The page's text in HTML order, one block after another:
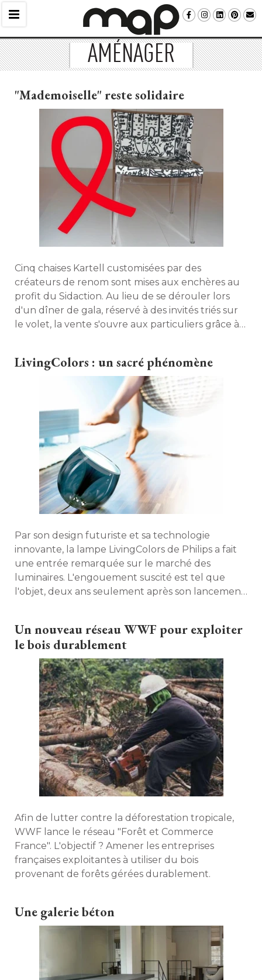
AMÉNAGER
"Mademoiselle" reste solidaire
Cinq chaises Kartell customisées par des
créateurs de renom sont mises aux enchères au
profit du Sidaction. Au lieu de se dérouler lors
d'un dîner de gala, réservé à des invités triés sur
le volet, la vente s'ouvre aux particuliers grâce à
LivingColors : un sacré phénomène
Par son design futuriste et sa technologie
innovante, la lampe LivingColors de Philips a fait
une entrée remarquée sur le marché des
luminaires. L'engouement suscité est tel que
l'objet, deux ans seulement après son lancement,
Un nouveau réseau WWF pour exploiter
le bois durablement
Afin de lutter contre la déforestation tropicale,
WWF lance le réseau "Forêt et Commerce
France". L'objectif ? Amener les entreprises
françaises exploitantes à utiliser du bois
provenant de forêts gérées durablement.
Une galerie béton